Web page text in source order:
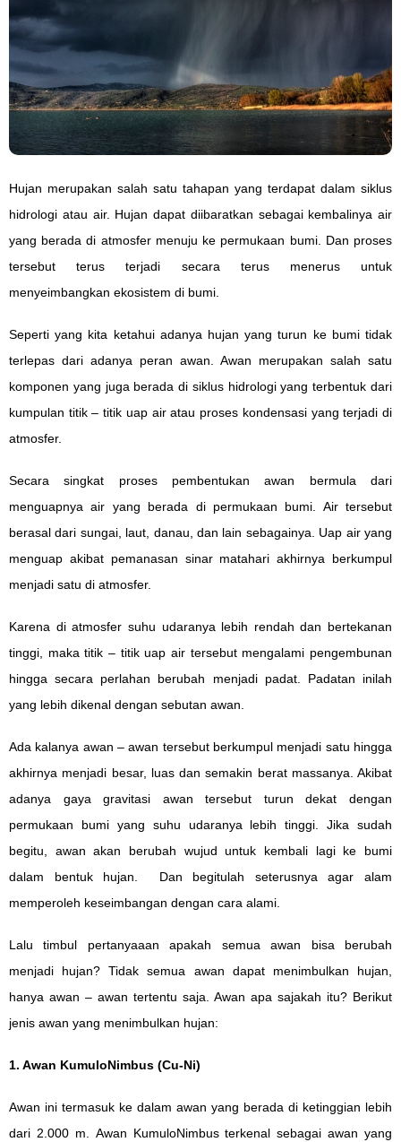
Hujan merupakan salah satu tahapan yang terdapat dalam siklus
hidrologi atau air. Hujan dapat diibaratkan sebagai kembalinya air
yang berada di atmosfer menuju ke permukaan bumi. Dan proses
tersebut terus terjadi secara terus menerus untuk
menyeimbangkan ekosistem di bumi.
Seperti yang kita ketahui adanya hujan yang turun ke bumi tidak
terlepas dari adanya peran awan. Awan merupakan salah satu
komponen yang juga berada di siklus hidrologi yang terbentuk dari
kumpulan titik – titik uap air atau proses kondensasi yang terjadi di
atmosfer.
Secara singkat proses pembentukan awan bermula dari
menguapnya air yang berada di permukaan bumi. Air tersebut
berasal dari sungai, laut, danau, dan lain sebagainya. Uap air yang
menguap akibat pemanasan sinar matahari akhirnya berkumpul
menjadi satu di atmosfer.
Karena di atmosfer suhu udaranya lebih rendah dan bertekanan
tinggi, maka titik – titik uap air tersebut mengalami pengembunan
hingga secara perlahan berubah menjadi padat. Padatan inilah
yang lebih dikenal dengan sebutan awan.
Ada kalanya awan – awan tersebut berkumpul menjadi satu hingga
akhirnya menjadi besar, luas dan semakin berat massanya. Akibat
adanya gaya gravitasi awan tersebut turun dekat dengan
permukaan bumi yang suhu udaranya lebih tinggi. Jika sudah
begitu, awan akan berubah wujud untuk kembali lagi ke bumi
dalam bentuk hujan. Dan begitulah seterusnya agar alam
memperoleh keseimbangan dengan cara alami.
Lalu timbul pertanyaaan apakah semua awan bisa berubah
menjadi hujan? Tidak semua awan dapat menimbulkan hujan,
hanya awan – awan tertentu saja. Awan apa sajakah itu? Berikut
jenis awan yang menimbulkan hujan:
1. Awan KumuloNimbus (Cu-Ni)
Awan ini termasuk ke dalam awan yang berada di ketinggian lebih
dari 2.000 m. Awan KumuloNimbus terkenal sebagai awan yang